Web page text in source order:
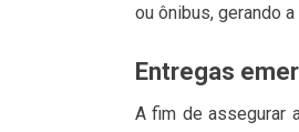
ou ônibus, gerando
Entregas
A fim de assegurar